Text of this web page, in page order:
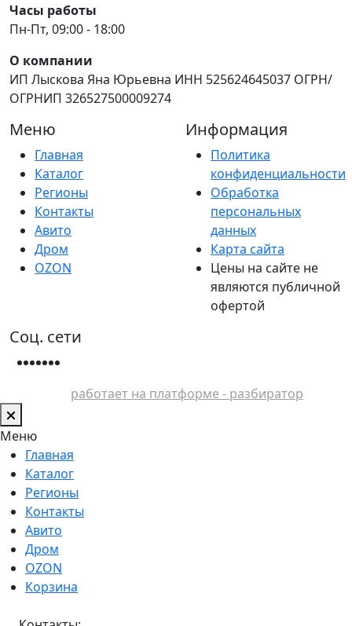
Часы работы
Пн-Пт, 09:00 - 18:00
О компании
ИП Лыскова Яна Юрьевна ИНН 525624645037 ОГРН/
ОГРНИП 326527500009274
Меню
Главная
Каталог
Регионы
Контакты
Авито
Дром
OZON
Информация
Политика
конфиденциальности
Обработка
персональных
данных
Карта сайта
Цены на сайте не
являются публичной
офертой
Соц. сети
работает на платформе - разбиратор
Меню
Главная
Каталог
Регионы
Контакты
Авито
Дром
OZON
Корзина